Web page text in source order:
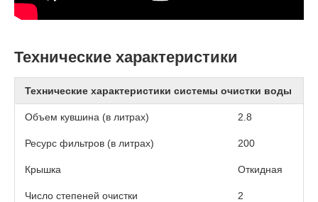
Технические характеристики
Технические характеристики системы очистки воды
Объем кувшина (в литрах) 2.8
Ресурс фильтров (в литрах) 200
Крышка Откидная
Число степеней очистки 2